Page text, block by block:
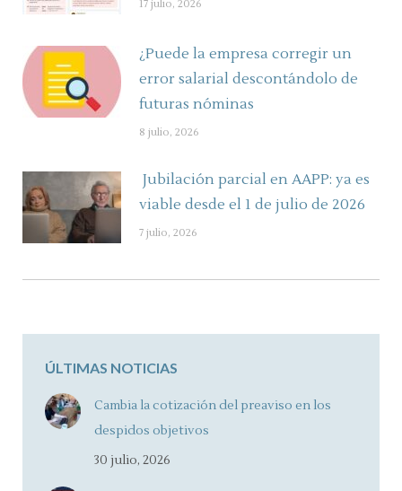
17 julio, 2026
¿Puede la empresa corregir un
error salarial descontándolo de
futuras nóminas
8 julio, 2026
Jubilación parcial en AAPP: ya es
viable desde el 1 de julio de 2026
7 julio, 2026
ÚLTIMAS NOTICIAS
Cambia la cotización del preaviso en los
despidos objetivos
30 julio, 2026